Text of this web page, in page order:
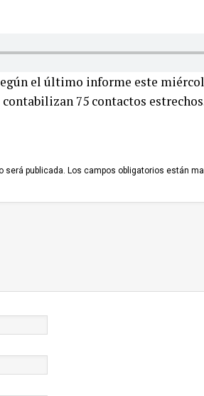
el último informe este
75 contactos
será publicada. Los campos obligatorios están